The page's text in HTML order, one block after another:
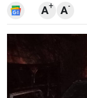
A+ A-